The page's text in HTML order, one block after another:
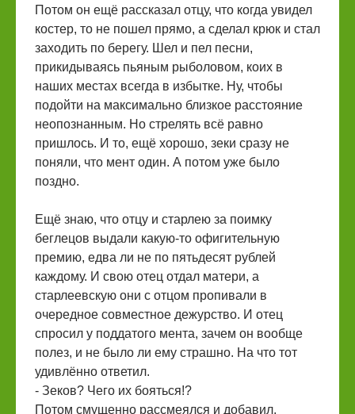
Потом он ещё рассказал отцу, что когда увидел
костер, то не пошел прямо, а сделал крюк и стал
заходить по берегу. Шел и пел песни,
прикидываясь пьяным рыболовом, коих в
наших местах всегда в избытке. Ну, чтобы
подойти на максимально близкое расстояние
неопознанным. Но стрелять всё равно
пришлось. И то, ещё хорошо, зеки сразу не
поняли, что мент один. А потом уже было
поздно.
Ещё знаю, что отцу и старлею за поимку
беглецов выдали какую-то офигительную
премию, едва ли не по пятьдесят рублей
каждому. И свою отец отдал матери, а
старлеевскую они с отцом пропивали в
очередное совместное дежурство. И отец
спросил у поддатого мента, зачем он вообще
полез, и не было ли ему страшно. На что тот
удивлённо ответил.
- Зеков? Чего их бояться!?
Потом смущенно рассмеялся и добавил.